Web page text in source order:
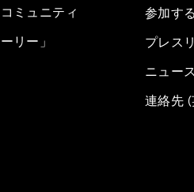
ミュニティ
リー」
参加す
プレス
ニュー
連絡先